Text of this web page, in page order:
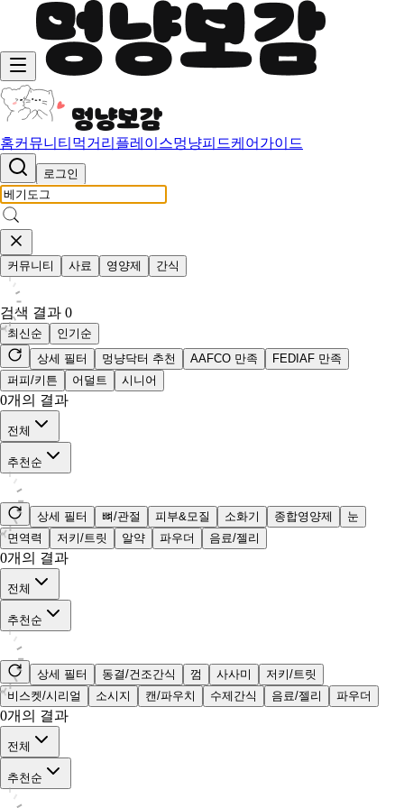
홈커뮤니티 먹거리 플레이스멍냥피드케어가이드
로그인
커뮤니티 사료 영양제 간식
검색 결과 0
최신순
인기순
상세 필터
멍냥닥터 추천 AAFCO 만족
FEDIAF 만족
퍼피/키튼
어덜트 시니어
0개의 결과
전체
추천순
상세 필터 뼈/관절 피부&모질 소화기 종합영양제
눈
면역력
저키/트릿 알약 파우더 음료/젤리
0개의 결과
전체
추천순
상세 필터 동결/건조간식 껌 사사미
저키/트릿
비스켓/시리얼
소시지 캔/파우치 수제간식 음료/젤리 파우더
0개의 결과
전체
추천순